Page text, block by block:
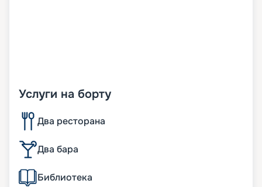
Услуги на борту
Два ресторана
Два бара
Библиотека